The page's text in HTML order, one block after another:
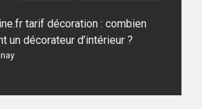
tarif décoration : combien
un décorateur d’intérieur ?